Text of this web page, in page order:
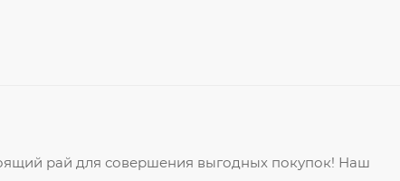
рай для совершения выгодных покупок! Наш